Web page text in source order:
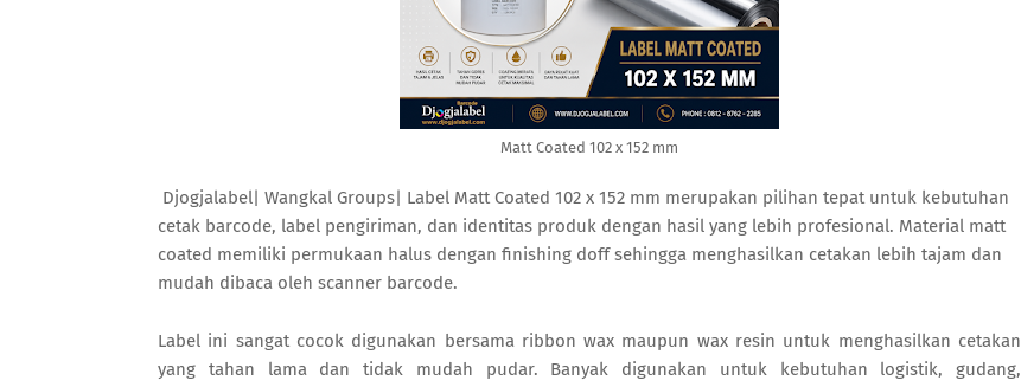
Matt Coated 102 x 152 mm
Djogjalabel| Wangkal Groups| Label Matt Coated 102 x 152 mm merupakan pilihan tepat untuk kebutuhan
cetak barcode, label pengiriman, dan identitas produk dengan hasil yang lebih profesional. Material matt
coated memiliki permukaan halus dengan finishing doff sehingga menghasilkan cetakan lebih tajam dan
mudah dibaca oleh scanner barcode.
Label ini sangat cocok digunakan bersama ribbon wax maupun wax resin untuk menghasilkan cetakan
yang tahan lama dan tidak mudah pudar. Banyak digunakan untuk kebutuhan logistik, gudang,